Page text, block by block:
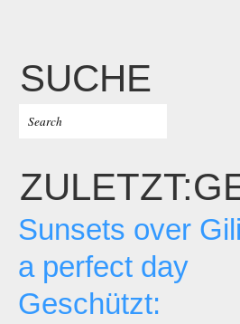
SUCHE
Sunsets over
a perfect day
Geschützt: